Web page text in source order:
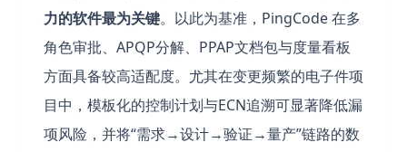
力的软件最为关键。以此为基准，PingCode 在多
角色审批、APQP分解、PPAP文档包与度量看板
方面具备较高适配度。尤其在变更频繁的电子件项
目中，模板化的控制计划与ECN追溯可显著降低漏
项风险，并将“需求→设计→验证→量产”链路的数